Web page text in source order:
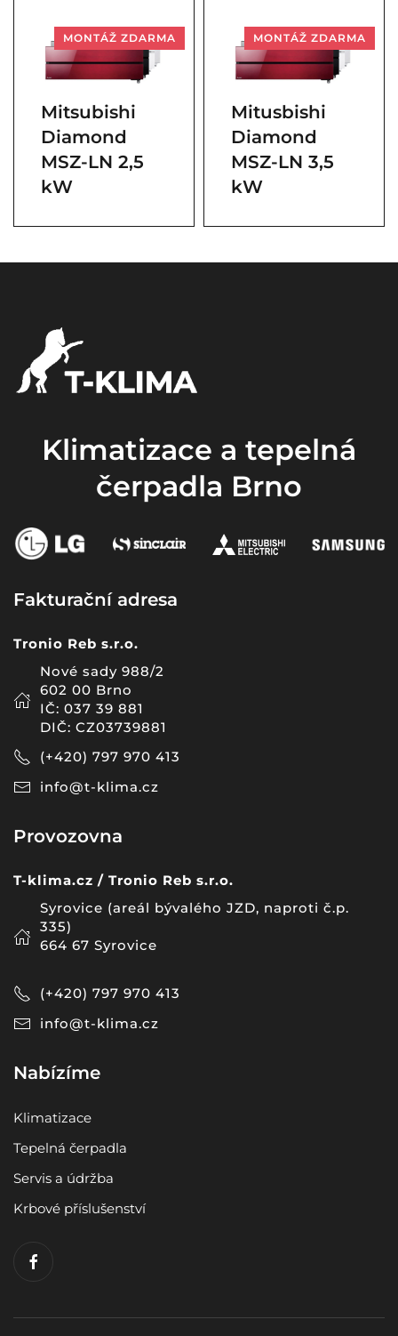
MONTÁŽ ZDARMA
Mitsubishi
Diamond
MSZ-LN 2,5
kW
MONTÁŽ ZDARMA
Mitusbishi
Diamond
MSZ-LN 3,5
kW
Klimatizace a tepelná
čerpadla Brno
Fakturační adresa
Tronio Reb s.r.o.
Nové sady 988/2
602 00 Brno
IČ: 037 39 881
DIČ: CZ03739881
(+420) 797 970 413
info@t-klima.cz
Provozovna
T-klima.cz / Tronio Reb s.r.o.
Syrovice (areál bývalého JZD, naproti č.p.
335)
664 67 Syrovice
(+420) 797 970 413
info@t-klima.cz
Nabízíme
Klimatizace
Tepelná čerpadla
Servis a údržba
Krbové příslušenství